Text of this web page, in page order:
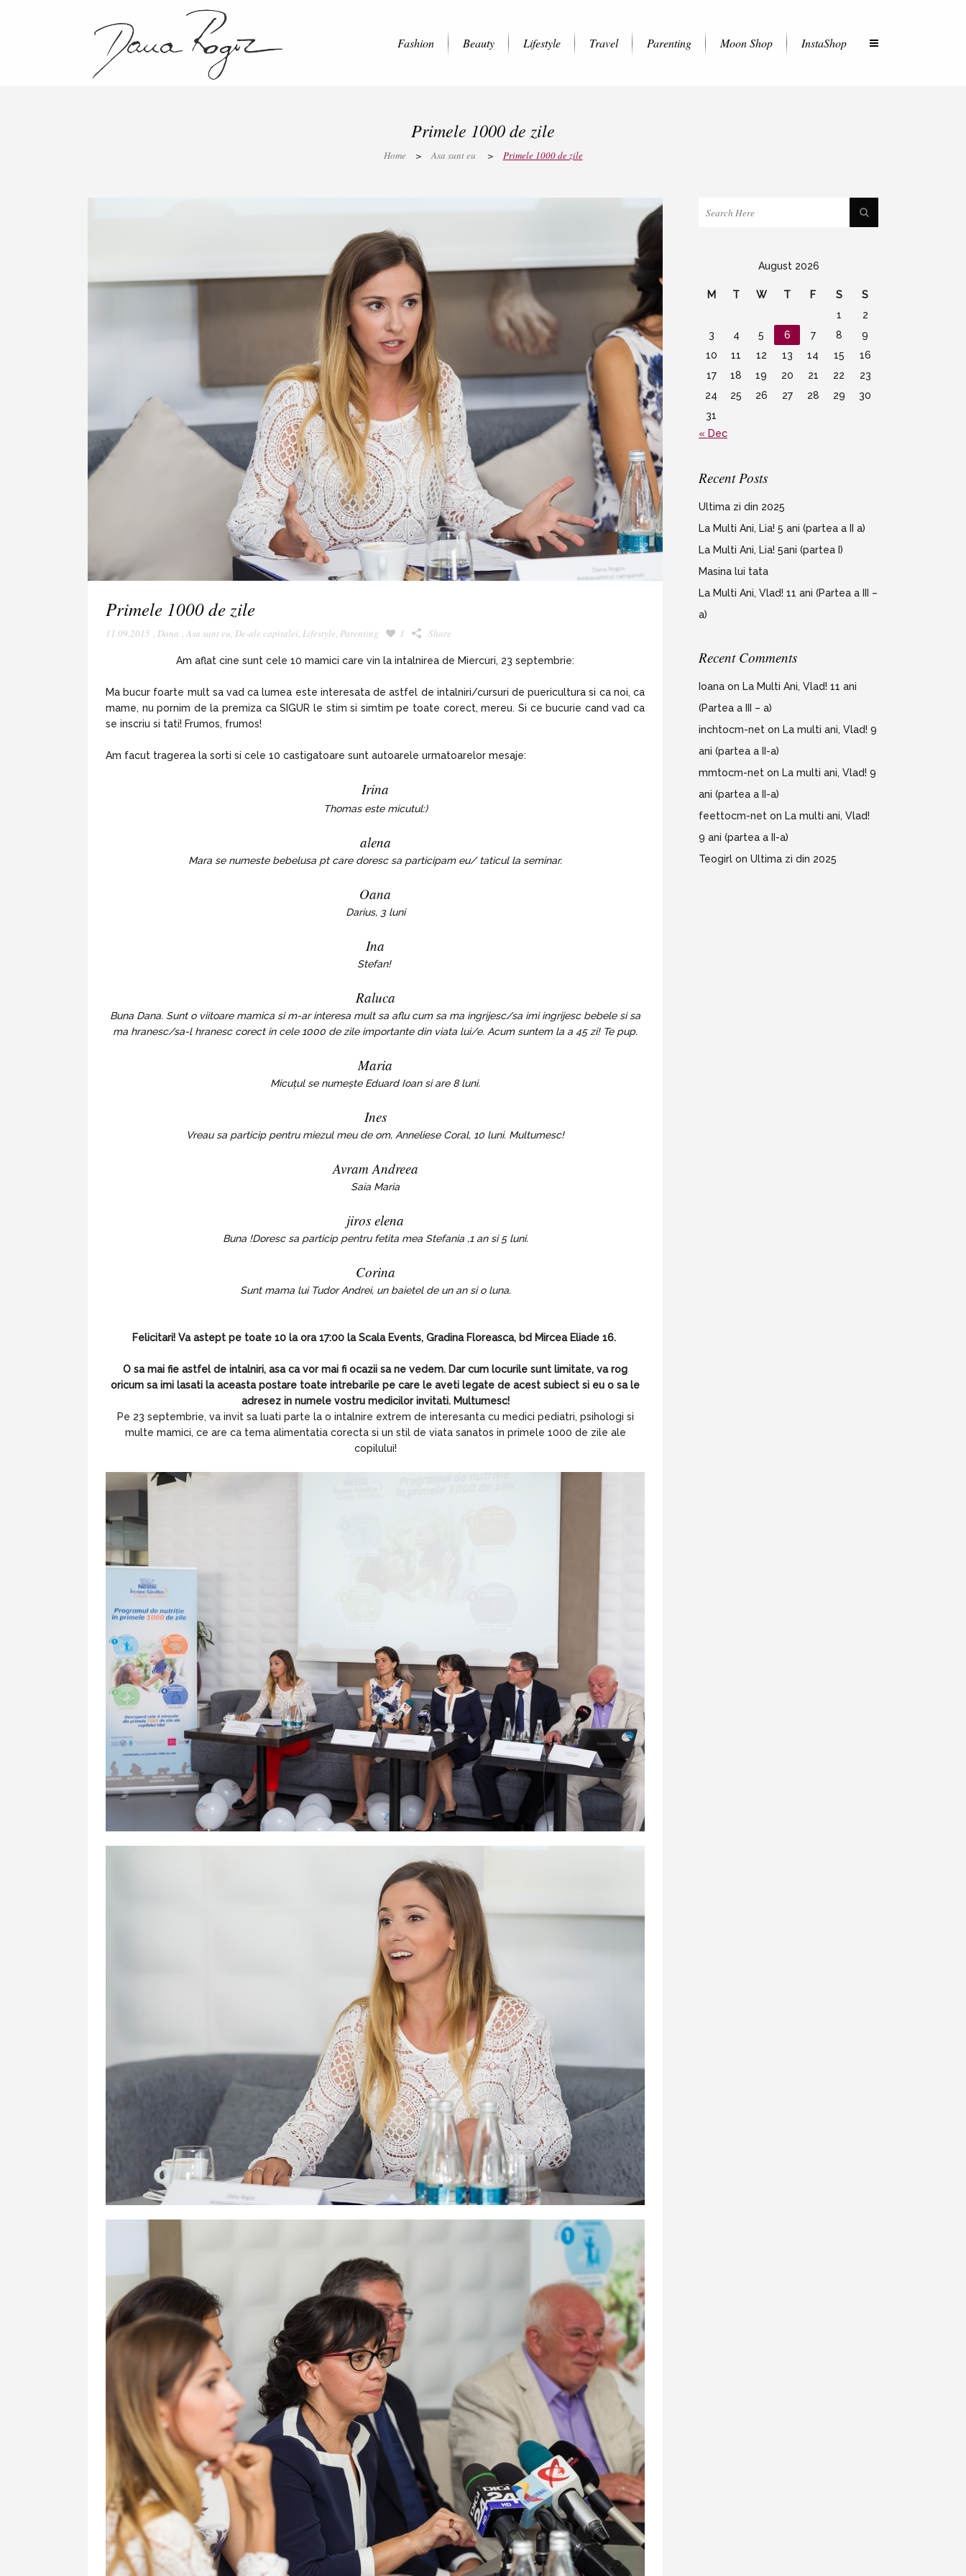
Fashion Beauty Lifestyle Travel Parenting Moon Shop InstaShop
Primele 1000 de zile
Home > Asa sunt eu > Primele 1000 de zile
Primele 1000 de zile
11.09.2015 , Dana , Asa sunt eu, De-ale capitalei, Lifestyle, Parenting 1 Share
Am aflat cine sunt cele 10 mamici care vin la intalnirea de Miercuri, 23 septembrie:
Ma bucur foarte mult sa vad ca lumea este interesata de astfel de intalniri/cursuri de puericultura si ca noi, ca
mame, nu pornim de la premiza ca SIGUR le stim si simtim pe toate corect, mereu. Si ce bucurie cand vad ca
se inscriu si tati! Frumos, frumos!
Am facut tragerea la sorti si cele 10 castigatoare sunt autoarele urmatoarelor mesaje:
Irina
Thomas este micutul:)
alena
Mara se numeste bebelusa pt care doresc sa participam eu/ taticul la seminar.
Oana
Darius, 3 luni
Ina
Stefan!
Raluca
Buna Dana. Sunt o viitoare mamica si m-ar interesa mult sa aflu cum sa ma ingrijesc/sa imi ingrijesc bebele si sa
ma hranesc/sa-l hranesc corect in cele 1000 de zile importante din viata lui/e. Acum suntem la a 45 zi! Te pup.
Maria
Micuțul se numește Eduard Ioan si are 8 luni.
Ines
Vreau sa particip pentru miezul meu de om, Anneliese Coral, 10 luni. Multumesc!
Avram Andreea
Saia Maria
jiros elena
Buna !Doresc sa particip pentru fetita mea Stefania ,1 an si 5 luni.
Corina
Sunt mama lui Tudor Andrei, un baietel de un an si o luna.
Felicitari! Va astept pe toate 10 la ora 17:00 la Scala Events, Gradina Floreasca, bd Mircea Eliade 16.
O sa mai fie astfel de intalniri, asa ca vor mai fi ocazii sa ne vedem. Dar cum locurile sunt limitate, va rog
oricum sa imi lasati la aceasta postare toate intrebarile pe care le aveti legate de acest subiect si eu o sa le
adresez in numele vostru medicilor invitati. Multumesc!
Pe 23 septembrie, va invit sa luati parte la o intalnire extrem de interesanta cu medici pediatri, psihologi si
multe mamici, ce are ca tema alimentatia corecta si un stil de viata sanatos in primele 1000 de zile ale
copilului!
August 2026
M T W T F S
S
1
2
3
4 5 6 7 8
9
10
11 12 13 14 15
16
17
18 19 20 21 22
23
24
25 26 27 28 29
30
31
« Dec
Recent Posts
Ultima zi din 2025
La Multi Ani, Lia! 5 ani (partea a II a)
La Multi Ani, Lia! 5ani (partea I)
Masina lui tata
La Multi Ani, Vlad! 11 ani (Partea a III –
a)
Recent Comments
Ioana on La Multi Ani, Vlad! 11 ani
(Partea a III – a)
inchtocm-net on La multi ani, Vlad! 9
ani (partea a II-a)
mmtocm-net on La multi ani, Vlad! 9
ani (partea a II-a)
feettocm-net on La multi ani, Vlad!
9 ani (partea a II-a)
Teogirl on Ultima zi din 2025